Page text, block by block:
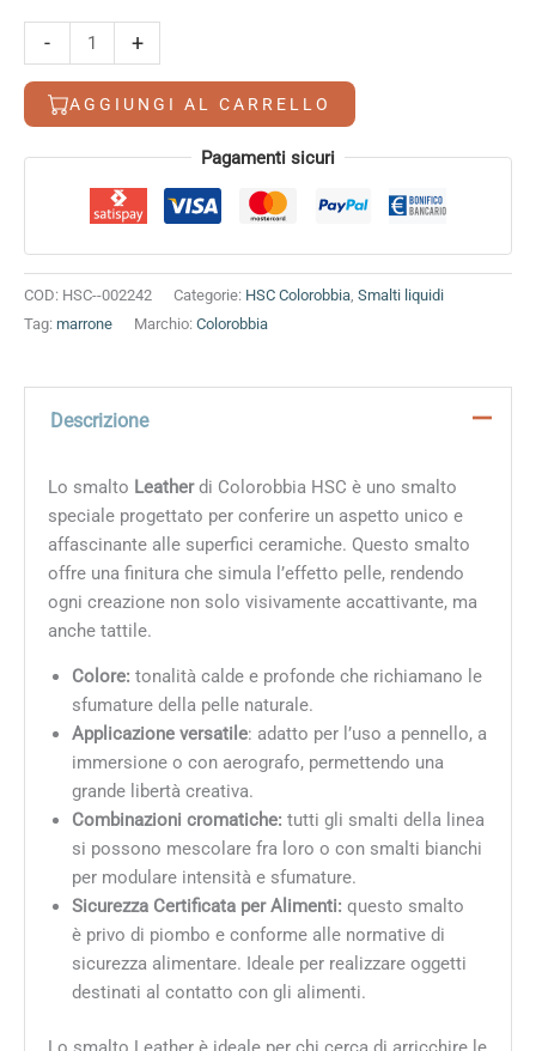
era:
8,20 €.
-
quantità
+
AGGIUNGI AL CARRELLO
Alternative: Pagamenti sicuri
COD: HSC--002242 Categorie: HSC Colorobbia, Smalti liquidi
Tag: marrone Marchio: Colorobbia
Descrizione
Lo smalto Leatherdi Colorobbia HSC è uno smalto
speciale progettato per conferire un aspetto unico e
affascinante alle superfici ceramiche. Questo smalto
offre una finitura che simula l’effetto pelle, rendendo
ogni creazione non solo visivamente accattivante, ma
anche tattile.
Colore: tonalità calde e profonde che richiamano le
sfumature della pelle naturale.
Applicazione versatile: adatto per l’uso a pennello, a
immersione o con aerografo, permettendo una
grande libertà creativa.
Combinazioni cromatiche: tutti gli smalti della linea
si possono mescolare fra loro o con smalti bianchi
per modulare intensità e sfumature.
Sicurezza Certificata per Alimenti: questo smalto
è privo di piombo e conforme alle normative di
sicurezza alimentare. Ideale per realizzare oggetti
destinati al contatto con gli alimenti.